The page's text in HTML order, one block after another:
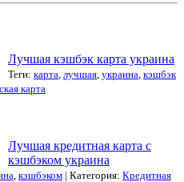
Лучшая кэшбэк карта украина
Теги: карта лучшая украина кэшбэк
карта
Лучшая кредитная карта с
кэшбэком украина
кэшбэком | Категория: Кредитная